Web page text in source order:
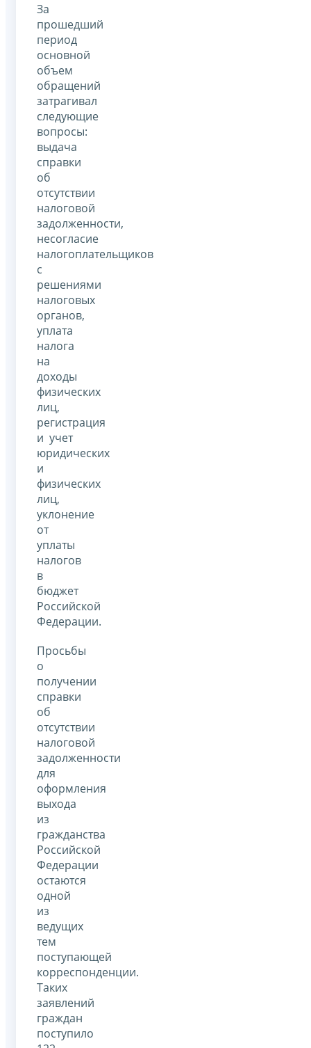
За
прошедший
период
основной
объем
обращений
затрагивал
следующие
вопросы:
выдача
справки
об
отсутствии
налоговой
задолженности,
несогласие
налогоплательщиков
с
решениями
налоговых
органов,
уплата
налога
на
доходы
физических
лиц,
регистрация
и учет
юридических
и
физических
лиц,
уклонение
от
уплаты
налогов
в
бюджет
Российской
Федерации.
Просьбы
о
получении
справки
об
отсутствии
налоговой
задолженности
для
оформления
выхода
из
гражданства
Российской
Федерации
остаются
одной
из
ведущих
тем
поступающей
корреспонденции.
Таких
заявлений
граждан
поступило